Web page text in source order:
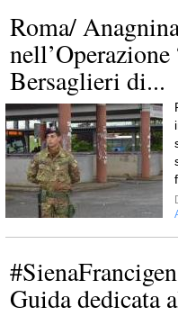
Roma/
Bersaglieri di...
Guida dedicata